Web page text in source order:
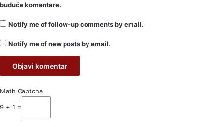
buduće komentare.
Notify me of follow-up comments by email.
Notify me of new posts by email.
Math Captcha
9 + 1 =